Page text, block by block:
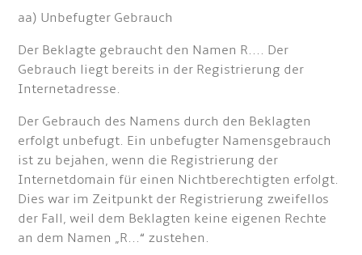
aa) Unbefugter Gebrauch
Der Beklagte gebraucht den Namen R.... Der
Gebrauch liegt bereits in der Registrierung der
Internetadresse.
Der Gebrauch des Namens durch den Beklagten
erfolgt unbefugt. Ein unbefugter Namensgebrauch
ist zu bejahen, wenn die Registrierung der
Internetdomain für einen Nichtberechtigten erfolgt.
Dies war im Zeitpunkt der Registrierung zweifellos
der Fall, weil dem Beklagten keine eigenen Rechte
an dem Namen „R...“ zustehen.